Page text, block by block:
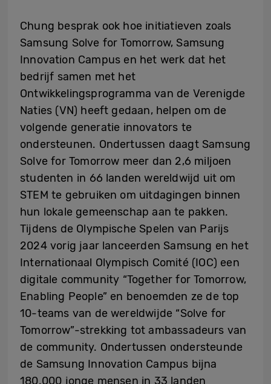
Chung besprak ook hoe initiatieven zoals
Samsung Solve for Tomorrow, Samsung
Innovation Campus en het werk dat het
bedrijf samen met het
Ontwikkelingsprogramma van de Verenigde
Naties (VN) heeft gedaan, helpen om de
volgende generatie innovators te
ondersteunen. Ondertussen daagt Samsung
Solve for Tomorrow meer dan 2,6 miljoen
studenten in 66 landen wereldwijd uit om
STEM te gebruiken om uitdagingen binnen
hun lokale gemeenschap aan te pakken.
Tijdens de Olympische Spelen van Parijs
2024 vorig jaar lanceerden Samsung en het
Internationaal Olympisch Comité (IOC) een
digitale community “Together for Tomorrow,
Enabling People” en benoemden ze de top
10-teams van de wereldwijde “Solve for
Tomorrow”-strekking tot ambassadeurs van
de community. Ondertussen ondersteunde
de Samsung Innovation Campus bijna
180.000 jonge mensen in 33 landen